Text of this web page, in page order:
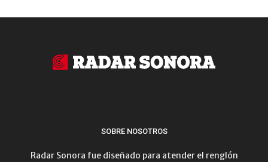
SOBRE NOSOTROS
Radar Sonora fue diseñado para atender el renglón